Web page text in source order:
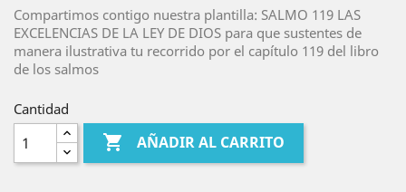
Compartimos contigo nuestra plantilla: SALMO 119 LAS
EXCELENCIAS DE LA LEY DE DIOS para que sustentes de
manera ilustrativa tu recorrido por el capítulo 119 del libro
de los salmos
Cantidad
 AÑADIR AL CARRITO